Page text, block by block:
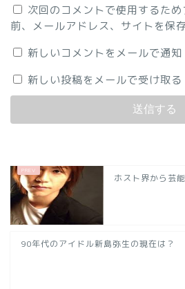
次回のコメントで使用するた
前、メールアドレス、サイトを保存
新しいコメントをメールで通知
新しい投稿をメールで受け取る
ホスト界から芸
90年代のアイドル新島弥生の現在は？